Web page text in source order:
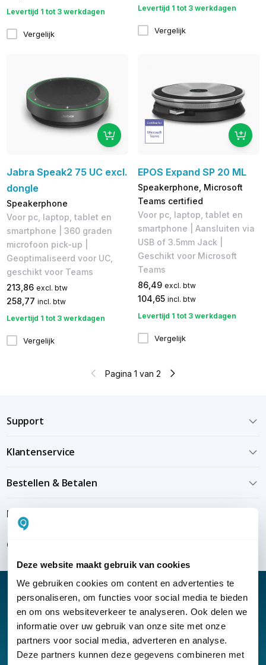
Deze website maakt gebruik van cookies
We gebruiken cookies om content en advertenties te
personaliseren, om functies voor social media te bieden
en om ons websiteverkeer te analyseren. Ook delen we
informatie over uw gebruik van onze site met onze
partners voor social media, adverteren en analyse.
Deze partners kunnen deze gegevens combineren met
Levertijd 1 tot 3 werkdagen
Vergelijk
Levertijd 1 tot 3 werkdagen
Vergelijk
Jabra Speak2 75 UC excl.
dongle
Speakerphone
Voor pc, laptop, tablet en
smartphone | 360 graden
microfoon pick-up |
Geoptimaliseerd voor UC,
geschikt voor Teams
213,86 excl. btw
258,77 incl. btw
Levertijd 1 tot 3 werkdagen
Vergelijk
EPOS Expand SP 20 ML
Speakerphone, Microsoft
Teams certified
Voor pc, laptop, tablet en
smartphone | Aansluiten via
USB of 3.5mm Jack |
Geschikt voor Microsoft
Teams
86,49 excl. btw
104,65 incl. btw
Levertijd 1 tot 3 werkdagen
Vergelijk
Pagina 1 van 2
Support
Klantenservice
Bestellen & Betalen
Bezorgen & installeren
Over KommaGo
Nieuwsbrief
Klantenservice